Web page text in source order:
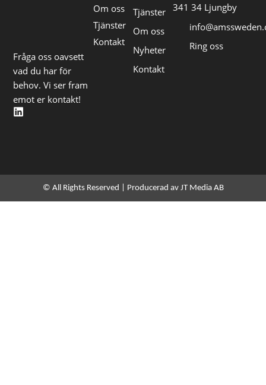
Fråga oss oavsett
vad du har för
behov. Vi ser fram
emot er kontakt!
L
i
Tjänster
Om oss
Nyheter
Kontakt
Om oss
Tjänster
Kontakt
341 34 Ljungby
Ring oss
© All Rights Reserved | Producerad av JT Media AB